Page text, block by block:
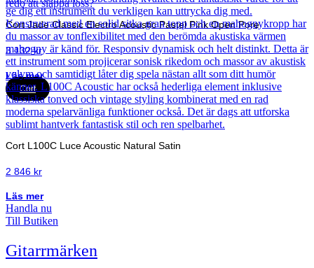
Cort Jade Classic Electro Acoustic Pastel Pink Open Pore
3 132kr
Läs mer
Cort
Cort L100C Luce Acoustic Natural Satin
2 846 kr
Läs mer
Handla nu
Till Butiken
Gitarrmärken